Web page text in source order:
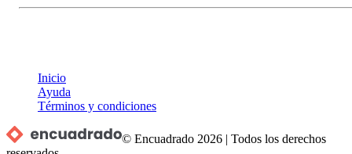
Inicio
Ayuda
Términos y condiciones
© Encuadrado 2026 |Todos los derechos